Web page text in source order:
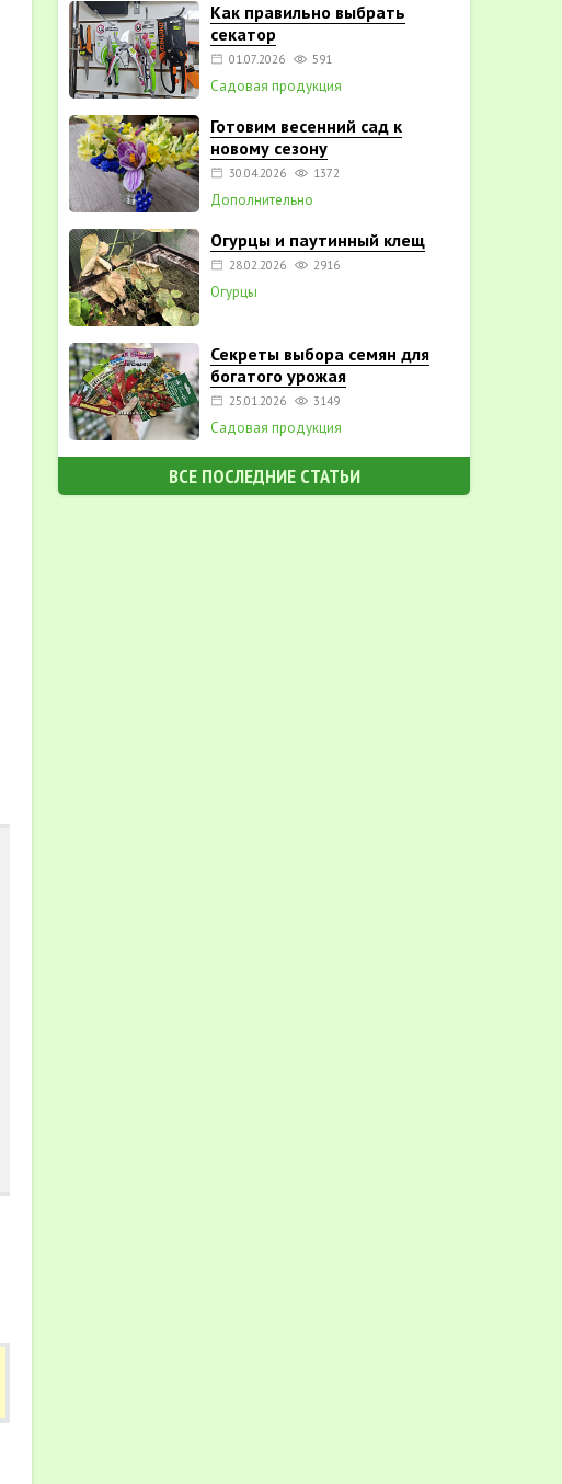
Как правильно выбрать
секатор
01.07.2026 591
Садовая продукция
Готовим весенний сад к
новому сезону
30.04.2026 1372
Дополнительно
Огурцы и паутинный клещ
28.02.2026 2916
Огурцы
Секреты выбора семян для
богатого урожая
25.01.2026 3149
Садовая продукция
ВСЕ ПОСЛЕДНИЕ СТАТЬИ